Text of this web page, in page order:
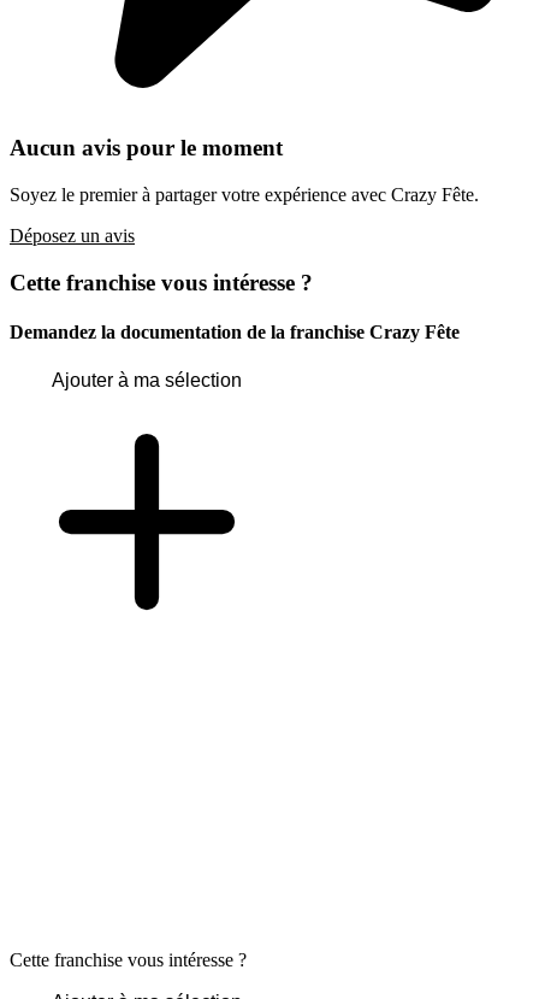
Aucun avis pour le moment
Soyez le premier à partager votre expérience avec Crazy Fête.
Déposez un avis
Cette franchise vous intéresse ?
Demandez la documentation de la franchise Crazy Fête
Ajouter à ma sélection
Cette franchise vous intéresse ?